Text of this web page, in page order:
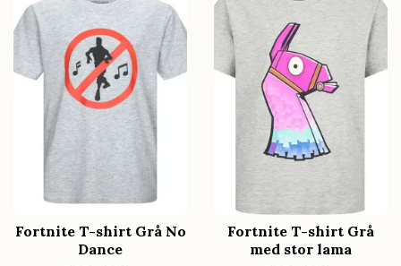
Fortnite T-shirt Grå No
Dance
Fortnite T-shirt Grå
med stor lama